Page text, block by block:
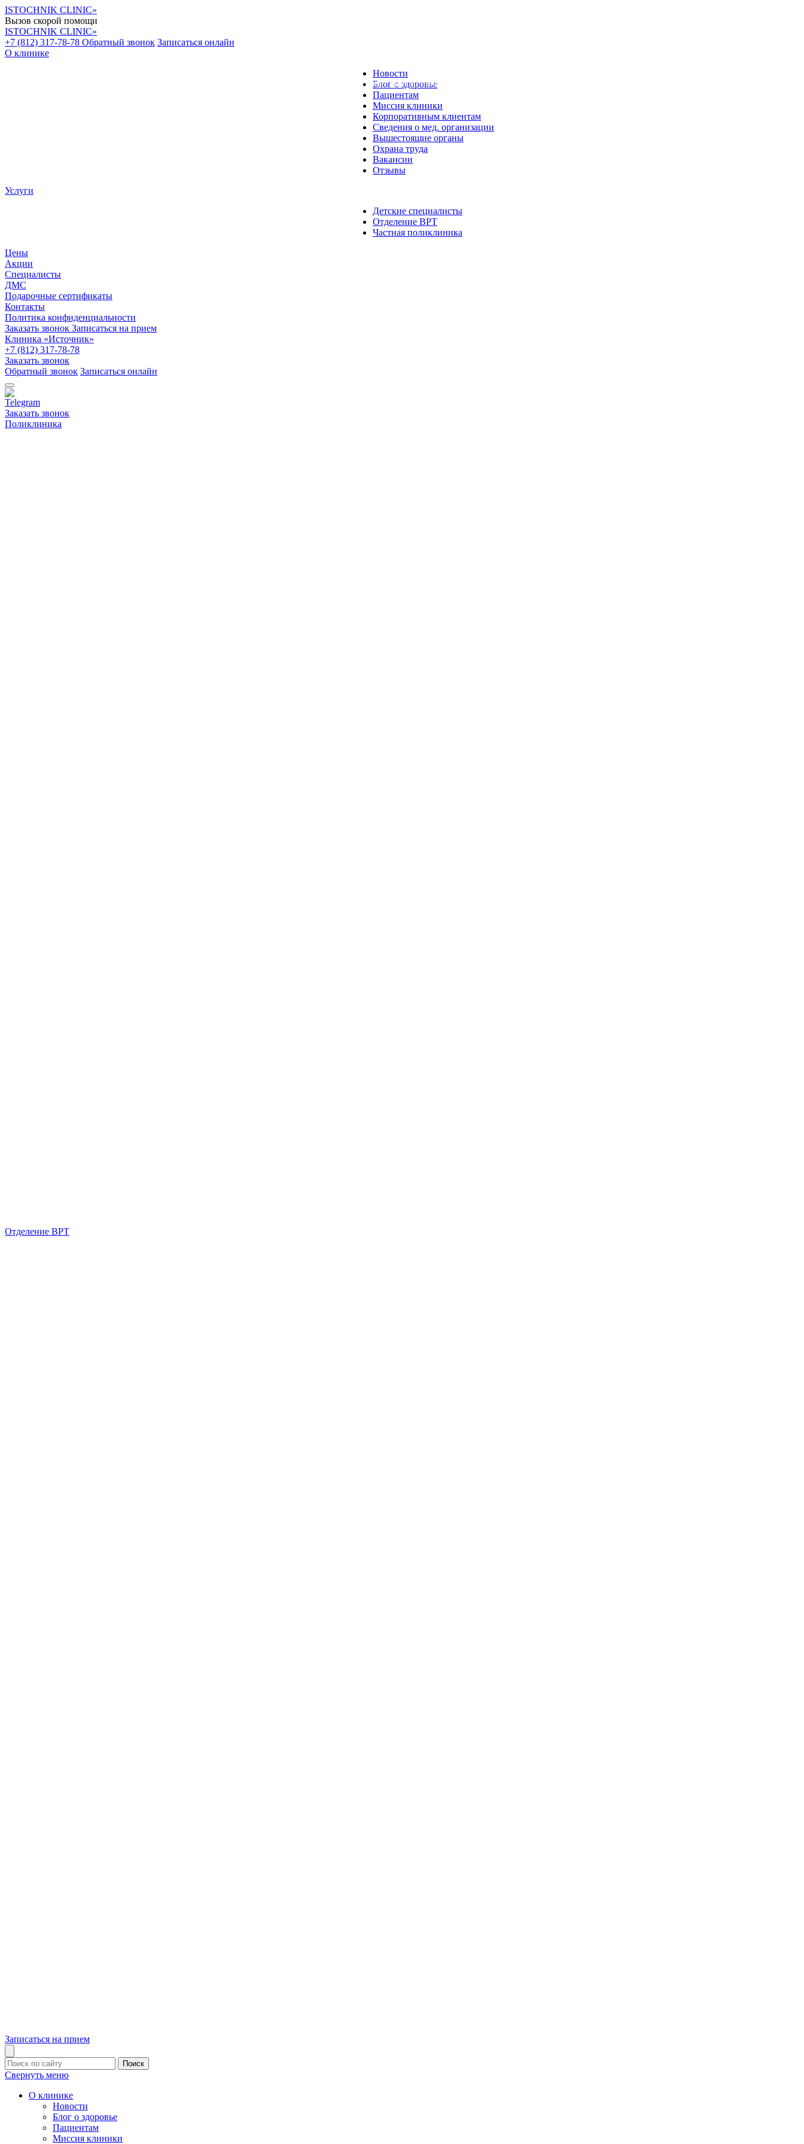
ISTOCHNIK CLINIC»
Вызов скорой помощи
ISTOCHNIK CLINIC»
+7 (812) 317-78-78 Обратный звонок Записаться онлайн
О клинике
Новости
Блог о здоровье
Пациентам
Миссия клиники
Корпоративным клиентам
Сведения о мед. организации
Вышестоящие органы
Охрана труда
Вакансии
Отзывы
Услуги
Детские специалисты
Отделение ВРТ
Частная поликлиника
Цены
Акции
Специалисты
ДМС
Подарочные сертификаты
Контакты
Политика конфиденциальности
Заказать звонок Записаться на прием
Уважаемые пациенты! Цены, представленные на сайте, носят справочный характер. Для уточнения цен обращайтесь по телефонам клиники
Клиника «Источник»
+7 (812) 317-78-78
Заказать звонок
Обратный звонок Записаться онлайн
Заказать звонок
Поликлиника
Отделение ВРТ
Записаться на прием
Поиск
Свернуть меню
О клинике
Новости
Блог о здоровье
Пациентам
Миссия клиники